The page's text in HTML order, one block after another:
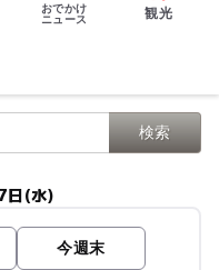
おでかけ
ニュース
観光
日(水)
今週末